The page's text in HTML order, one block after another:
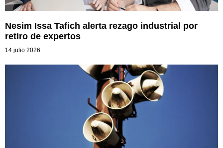
Nesim Issa Tafich alerta rezago industrial por
retiro de expertos
14 julio 2026